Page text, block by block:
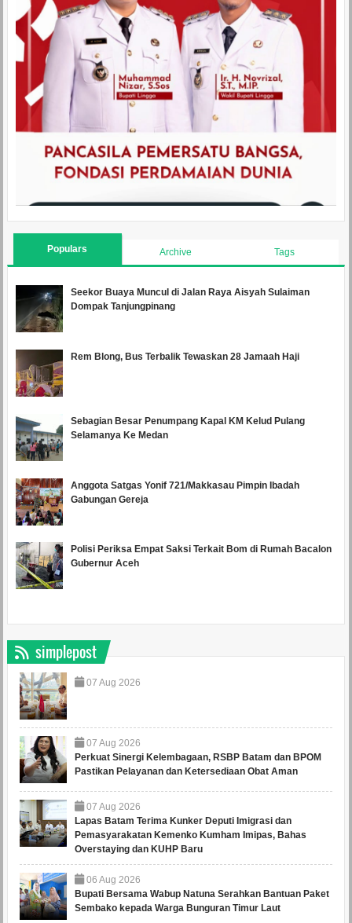
Populars Archive Tags
Seekor Buaya Muncul di Jalan Raya Aisyah Sulaiman
Dompak Tanjungpinang
Rem Blong, Bus Terbalik Tewaskan 28 Jamaah Haji
Sebagian Besar Penumpang Kapal KM Kelud Pulang
Selamanya Ke Medan
Anggota Satgas Yonif 721/Makkasau Pimpin Ibadah
Gabungan Gereja
Polisi Periksa Empat Saksi Terkait Bom di Rumah Bacalon
Gubernur Aceh
simplepost
07 Aug 2026
07 Aug 2026
Perkuat Sinergi Kelembagaan, RSBP Batam dan BPOM
Pastikan Pelayanan dan Ketersediaan Obat Aman
07 Aug 2026
Lapas Batam Terima Kunker Deputi Imigrasi dan
Pemasyarakatan Kemenko Kumham Imipas, Bahas
Overstaying dan KUHP Baru
06 Aug 2026
Bupati Bersama Wabup Natuna Serahkan Bantuan Paket
Sembako kepada Warga Bunguran Timur Laut